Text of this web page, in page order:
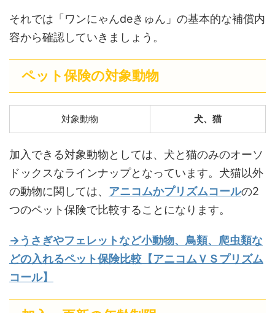
それでは「ワンにゃんdeきゅん」の基本的な補償内
容から確認していきましょう。
ペット保険の対象動物
対象動物 犬、猫
加入できる対象動物としては、犬と猫のみのオーソ
ドックスなラインナップとなっています。犬猫以外
の動物に関しては、 アニコムかプリズムコールの2
つのペット保険で比較することになります。
→うさぎやフェレットなど小動物、鳥類、爬虫類な
どの入れるペット保険比較【アニコムＶＳプリズム
コール】